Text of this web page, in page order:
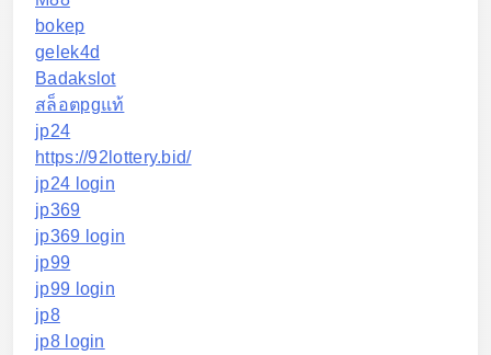
bokep
gelek4d
Badakslot
สล็อตpgแท้
jp24
https://92lottery.bid/
jp24 login
jp369
jp369 login
jp99
jp99 login
jp8
jp8 login